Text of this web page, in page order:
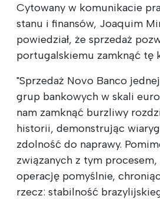
Cytowany w komunikacie
stanu i finansów, Joaquim
powiedział, że sprzedaż
portugalskiemu zamknąć tę
"Sprzedaż Novo Banco
grup bankowych w skali
nam zamknąć burzliwy
historii, demonstrując
zdolność do naprawy.
związanych z tym
operację pomyślnie,
rzecz: stabilność